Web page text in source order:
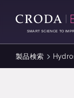
ン
を
ー
ス
SMART SCIENCE TO
製品検索